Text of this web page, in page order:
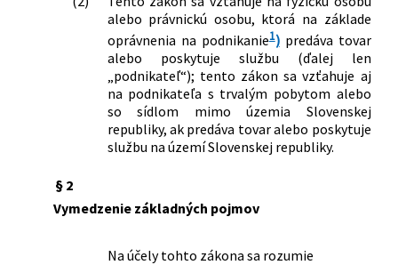
č. 563/2009 Z. z. o správe daní (daňový
poriadok) a o zmene a doplnení
niektorých zákonov a ktorým sa menia
a dopĺňajú niektoré zákony
440/2012 Z. z.
Zákon, ktorým sa mení a dopĺňa zákon
č. 563/2009 Z. z. o správe daní (daňový
poriadok) a o zmene a doplnení
niektorých zákonov v znení neskorších
361/2013 Z. z.
Zákon, ktorým sa mení a dopĺňa zákon
elektronickej registračnej pokladnice a
alebo právnickú osobu, ktorá na základe
oprávnenia na podnikanie1)predáva tovar
alebo poskytuje službu (ďalej len
„podnikateľ“); tento zákon sa vzťahuje aj
na podnikateľa s trvalým pobytom alebo
so sídlom mimo územia Slovenskej
republiky, ak predáva tovar alebo poskytuje
službu na území Slovenskej republiky.
§ 2
Vymedzenie základných pojmov
Na účely tohto zákona sa rozumie